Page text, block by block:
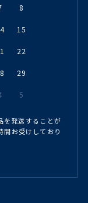
8
15
22
29
5
を発送することが
間お受けしており